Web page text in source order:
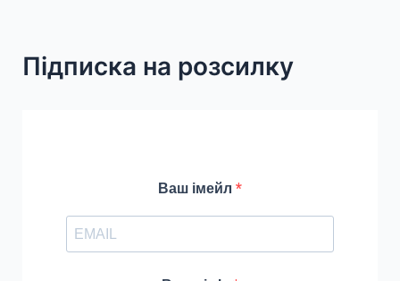
cПідписка на розсилку
Ваш імейл